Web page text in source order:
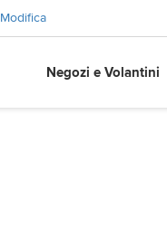
Modifica
Negozi e Volantini